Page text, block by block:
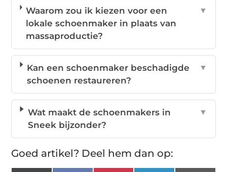
Waarom zou ik kiezen voor een
lokale schoenmaker in plaats van
massaproductie?
▼
Kan een schoenmaker beschadigde
schoenen restaureren?
▼
Wat maakt de schoenmakers in
Sneek bijzonder?
▼
Goed artikel? Deel hem dan op: